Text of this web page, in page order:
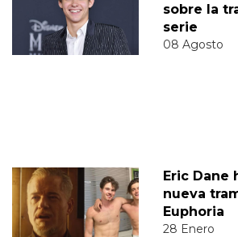
sobre la
serie
08 Agosto
Eric Dane
nueva
Euphoria
28 Enero